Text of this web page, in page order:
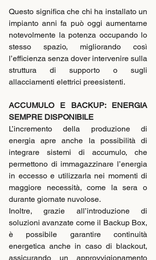
Questo significa che chi ha installato un
impianto anni fa può oggi aumentarne
notevolmente la potenza occupando lo
stesso spazio, migliorando così
l’efficienza senza dover intervenire sulla
struttura di supporto o sugli
allacciamenti elettrici preesistenti.
ACCUMULO E BACKUP: ENERGIA
SEMPRE DISPONIBILE
L’incremento della produzione di
energia apre anche la possibilità di
integrare sistemi di accumulo, che
permettono di immagazzinare l’energia
in eccesso e utilizzarla nei momenti di
maggiore necessità, come la sera o
durante giornate nuvolose.
Inoltre, grazie all’introduzione di
soluzioni avanzate come il Backup Box,
è possibile garantire continuità
energetica anche in caso di blackout,
assicurando un approvvigionamento